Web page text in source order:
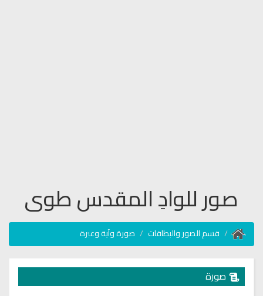
صور للوادِ المقدس طوى
قسم الصور والبطاقات صورة وآية وعبرة
صورة